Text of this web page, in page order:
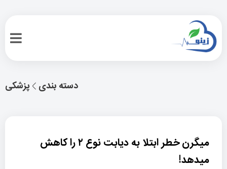
پزشکی دسته بندی
میگرن خطر ابتلا به دیابت نوع ۲ را کاهش
میدهد!